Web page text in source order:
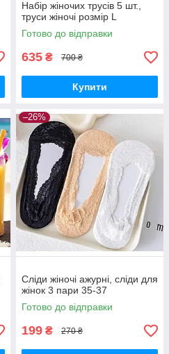
Набір жіночих трусів 5 шт.,
труси жіночі розмір L
Готово до відправки
635 ₴ 700 ₴
Купити
–26%
Сліди жіночі ажурні, сліди для
жінок 3 пари 35-37
Готово до відправки
199 ₴ 270 ₴